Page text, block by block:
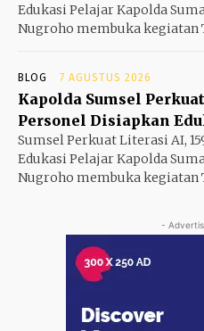
Edukasi Pelajar Kapolda
Nugroho membuka kegiatan
BLOG 7 AGUSTUS 2026
Kapolda Sumsel
Personel Disiapkan
Sumsel Perkuat Literasi AI,
Edukasi Pelajar Kapolda
Nugroho membuka kegiatan
-